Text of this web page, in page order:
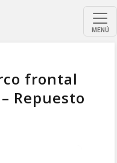
MENÚ
frontal
Repuesto